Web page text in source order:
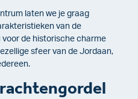
laten we je graag
van de
de historische charme
sfeer van de Jordaan,